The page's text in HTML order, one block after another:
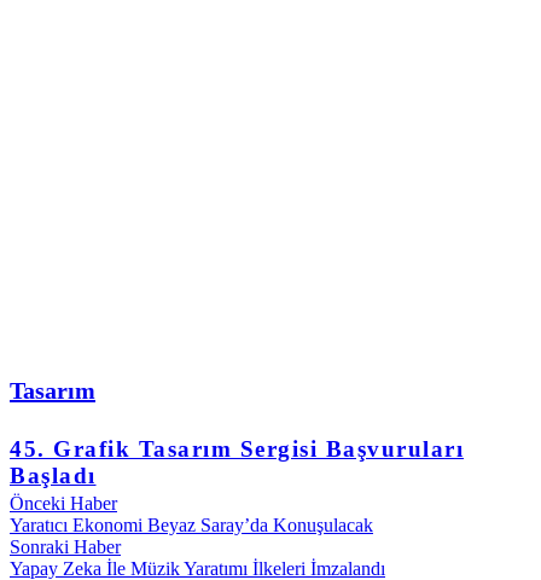
Tasarım
45. Grafik Tasarım Sergisi Başvuruları
Başladı
Önceki Haber
Yaratıcı Ekonomi Beyaz Saray’da Konuşulacak
Sonraki Haber
Yapay Zeka İle Müzik Yaratımı İlkeleri İmzalandı